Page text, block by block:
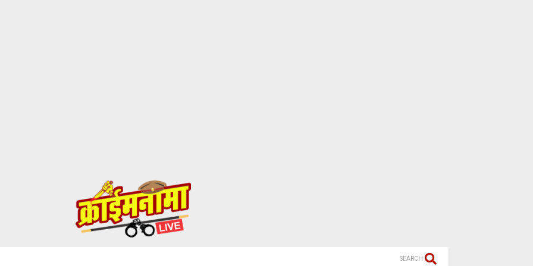
SEARCH